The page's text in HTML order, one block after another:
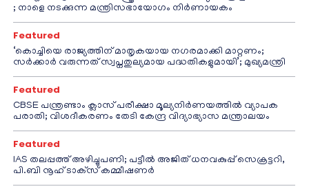
; നാളെ നടക്കുന്ന മന്ത്രിസഭായോഗം നിർണായകം
Featured
‘കൊച്ചിയെ രാജ്യത്തിന് മാതൃകയായ നഗരമാക്കി മാറ്റണം;
സർക്കാർ വരുന്നത് സ്വപ്നതുല്യമായ പദ്ധതികളുമായി’; മുഖ്യമന്ത്രി
Featured
CBSE പന്ത്രണ്ടാം ക്ലാസ് പരീക്ഷാ മൂല്യനിർണയത്തിൽ വ്യാപക
പരാതി; വിശദീകരണം തേടി കേന്ദ്ര വിദ്യാഭ്യാസ മന്ത്രാലയം
Featured
IAS തലപ്പത്ത് അഴിച്ചുപണി; പട്ടീല്‍ അജിത് ധനവകുപ്പ് സെക്രട്ടറി,
പി.ബി നൂഹ് ടാക്‌സ് കമ്മീഷണര്‍